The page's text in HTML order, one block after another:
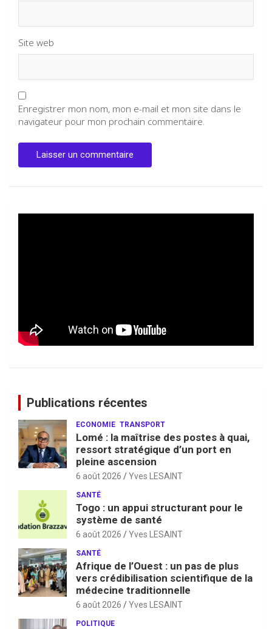
Site web
Enregistrer mon nom, mon e-mail et mon site dans le
navigateur pour mon prochain commentaire.
Publications récentes
ECONOMIE TRANSPORT
Lomé : la maîtrise des postes à quai,
ressort stratégique d’un port en
pleine ascension
6 août 2026 Yves LESAINT
SANTÉ
Togo : un appui structurant pour le
système de santé
6 août 2026 Yves LESAINT
SANTÉ
Afrique de l’Ouest : un pas de plus
vers crédibilisation scientifique de la
médecine traditionnelle
6 août 2026 Yves LESAINT
POLITIQUE